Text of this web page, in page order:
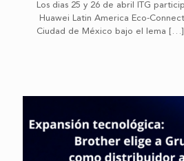
Los dias 25 y 26 de abril ITG
Huawei Latin America Eco-
Ciudad de México bajo el lema […]